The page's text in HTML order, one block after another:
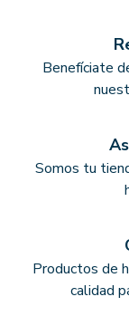
Benefíciate
Somos tu
Productos de
calidad